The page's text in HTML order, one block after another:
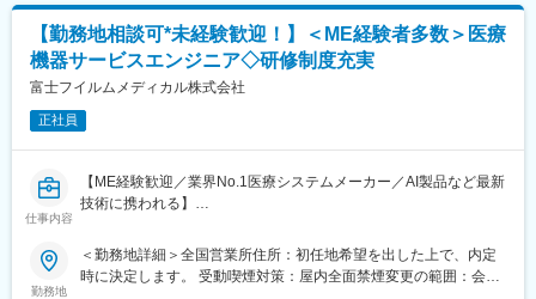
人工骨販売金額では国内シェアトップクラス。
２、入社と同時に有給休暇を比例付与。社員の産休育休取得率お
よび復職率は契約社員を含め100％。
３、従業員からのアイデアや提案を賞賛。主体性のある方はやり
がいを感じられます。
４、社内は社長、副社長問わず「さん」付けで呼び合う風通しの
５、開発・製造～販売まで全て自社にて一気通貫で行っていま
す。
変更の範囲：会社の定める業務
る昇進の機会など、営業における白地・伸びしろが大きくキャリ
アアップのチャンスが多くあります。
★高い定着率と社風
異なるエリア同士でも連携するなどチームワークのある社風で、
退職者が少なく、若手だけでなく40代以上のベテラン社員も多い
のが特徴です。グローバル・日本法人ともにボトムアップの文化
があり、日本のマーケットやKOLの声に即した製品提供を行って
いるため、自信をもった営業活動が可能です。
▽業務内容
宅からの直行直帰でジョイント機器の営業活動を行って頂きま
す。営業のスタイルは深耕営業で、医師との関係構築によるアカ
【勤務地相談可*未経験歓迎！】＜ME経験者多数＞医療
機器サービスエンジニア◇研修制度充実
富士フイルムメディカル株式会社
正社員
仕事内容
【ME経験歓迎／業界No.1医療システムメーカー／AI製品など最新
技術に携われる】
までのご経験を、医療機器の設置・保守に活かせます。PACS（医
療用画像管理システム）やCT・MRIなどの高度な機器を扱い、病
勤務地
＜勤務地詳細＞全国営業所住所：初任地希望を出した上で、内定
時に決定します。 受動喫煙対策：屋内全面禁煙変更の範囲：会社